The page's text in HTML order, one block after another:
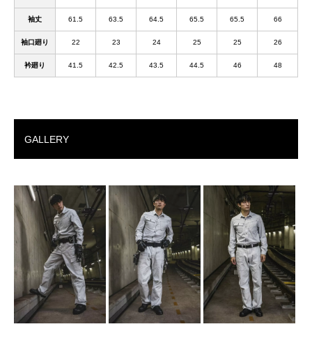
袖丈 61.5 63.5 64.5 65.5 65.5 66
袖口廻り 22 23 24 25 25 26
衿廻り 41.5 42.5 43.5 44.5 46 48
GALLERY